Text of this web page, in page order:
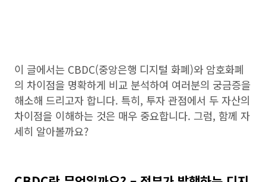
이 글에서는 CBDC(중앙은행 디지털 화폐)와 암호화폐
의 차이점을 명확하게 비교 분석하여 여러분의 궁금증을
해소해 드리고자 합니다. 특히, 투자 관점에서 두 자산의
차이점을 이해하는 것은 매우 중요합니다. 그럼, 함께 자
세히 알아볼까요?